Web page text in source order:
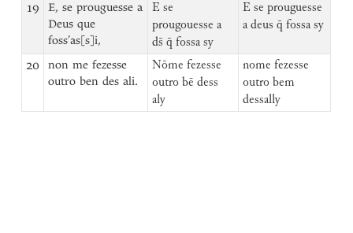
19
E, se prouguesse a
Deus que
foss’as[s]i,
E se
prougouesse a
ds̄ q̄ fossa sy
E se prouguesse
a deus q̄ fossa sy
20
non me fezesse
outro ben des ali.
Nōme fezesse
outro bē dess
aly
nome fezesse
outro bem
dessally